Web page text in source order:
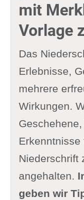
mit
Vorlage
Das
Erlebnisse,
mehrere
Wirkungen.
Niederschrift
angehalten.
geben wir